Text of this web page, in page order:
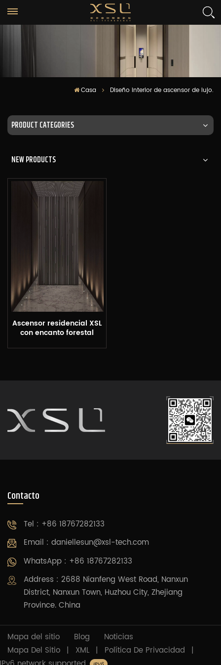
Casa Diseño interior de ascensor de lujo.
PRODUCT CATEGORIES
NEW PRODUCTS
Ascensor residencial XSL
con encanto forestal
Contacto
Tel : +86 18767282133
Email : daniellesun@xsl-tech.com
WhatsApp : +86 18767282133
Address : 2688 Nianfeng West Road, Nanxun
District, Nanxun Town, Huzhou City, Zhejiang
Province. China
Mapa del sitio Blog
Noticias
Mapa Del Sitio | XML | Política De Privacidad |